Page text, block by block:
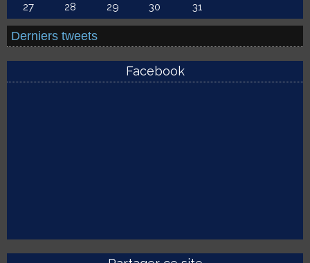
27
28 29 30 31
Derniers tweets
Facebook